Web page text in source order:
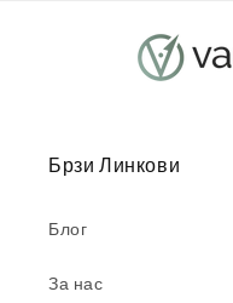
Брзи Линкови
Блог
За нас